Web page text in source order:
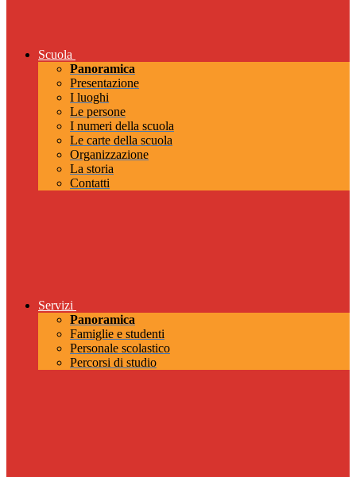
Scuola
Panoramica
Presentazione
I luoghi
Le persone
I numeri della scuola
Le carte della scuola
Organizzazione
La storia
Contatti
Servizi
Panoramica
Famiglie e studenti
Personale scolastico
Percorsi di studio